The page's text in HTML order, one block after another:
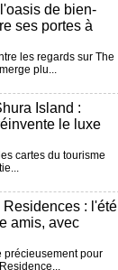
de bien-
ses portes à
les regards sur The
plu...
Island :
le luxe
cartes du tourisme
: l'été
amis, avec
précieusement pour